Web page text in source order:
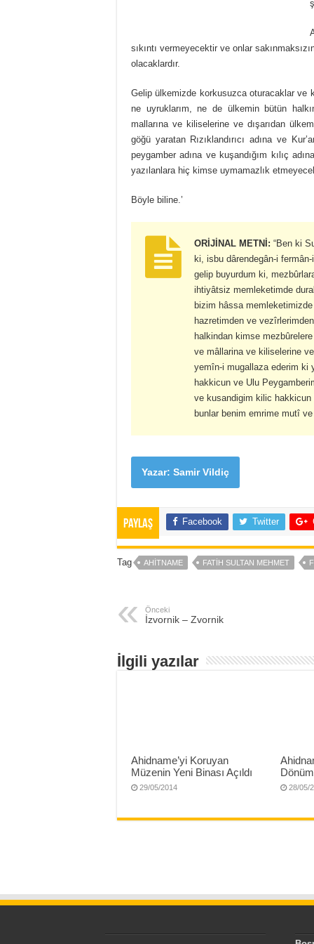
sıkıntı vermeyecektir ve onlar
olacaklardır.
Gelip ülkemizde korkusuzca oturacaklar ve
ne uyruklarım, ne de ülkemin bütün
mallarına ve kiliselerine ve dışarıdan
göğü yaratan Rızıklandırıcı adına ve
peygamber adına ve kuşandığım kılıç
yazılanlara hiç kimse uymamazlık
Böyle biline.’
ORİJİNAL METNİ: “Ben ki
ki, isbu dârendegân-i
gelip buyurdum ki,
ihtiyâtsiz memleketimde
bizim hâssa
hazretimden ve
halkindan kimse
ve mâllarina ve kiliselerine
yemîn-i mugallaza ederim ki
hakkicun ve Ulu
ve kusandigim kilic
bunlar benim emrime mutî
Yazar: Samir Vildiç
Paylaş Facebook Twitter
Tag AHITNAME FATIH SULTAN MEHMET
Önceki
İzvornik – Zvornik
İlgili yazılar
Ahidname’yi Koruyan
Müzenin Yeni Binası Açıldı
29/05/2014 28/05/